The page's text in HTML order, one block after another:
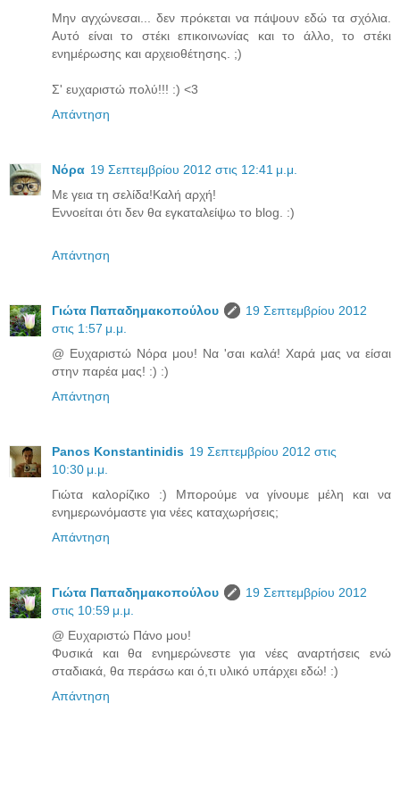
Μην αγχώνεσαι... δεν πρόκεται να πάψουν εδώ τα σχόλια.
Αυτό είναι το στέκι επικοινωνίας και το άλλο, το στέκι
ενημέρωσης και αρχειοθέτησης. ;)
Σ' ευχαριστώ πολύ!!! :) <3
Απάντηση
Νόρα 19 Σεπτεμβρίου 2012 στις 12:41 μ.μ.
Με γεια τη σελίδα!Καλή αρχή!
Εννοείται ότι δεν θα εγκαταλείψω το blog. :)
Απάντηση
Γιώτα Παπαδημακοπούλου
19 Σεπτεμβρίου 2012
στις 1:57 μ.μ.
@ Ευχαριστώ Νόρα μου! Να 'σαι καλά! Χαρά μας να είσαι
στην παρέα μας! :) :)
Απάντηση
Panos Konstantinidis 19 Σεπτεμβρίου 2012 στις
10:30 μ.μ.
Γιώτα καλορίζικο :) Μπορούμε να γίνουμε μέλη και να
ενημερωνόμαστε για νέες καταχωρήσεις;
Απάντηση
Γιώτα Παπαδημακοπούλου
19 Σεπτεμβρίου 2012
στις 10:59 μ.μ.
@ Ευχαριστώ Πάνο μου!
Φυσικά και θα ενημερώνεστε για νέες αναρτήσεις ενώ
σταδιακά, θα περάσω και ό,τι υλικό υπάρχει εδώ! :)
Απάντηση